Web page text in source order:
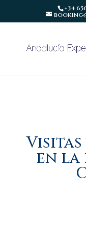
+34
en la